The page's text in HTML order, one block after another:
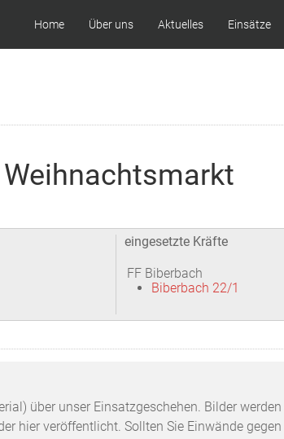
Home Über uns Aktuelles Einsätze
eingesetzte Kräfte
FF Biberbach
Biberbach 22/1
über unser Einsatzgeschehen. Bilder
hier veröffentlicht. Sollten Sie Einwände